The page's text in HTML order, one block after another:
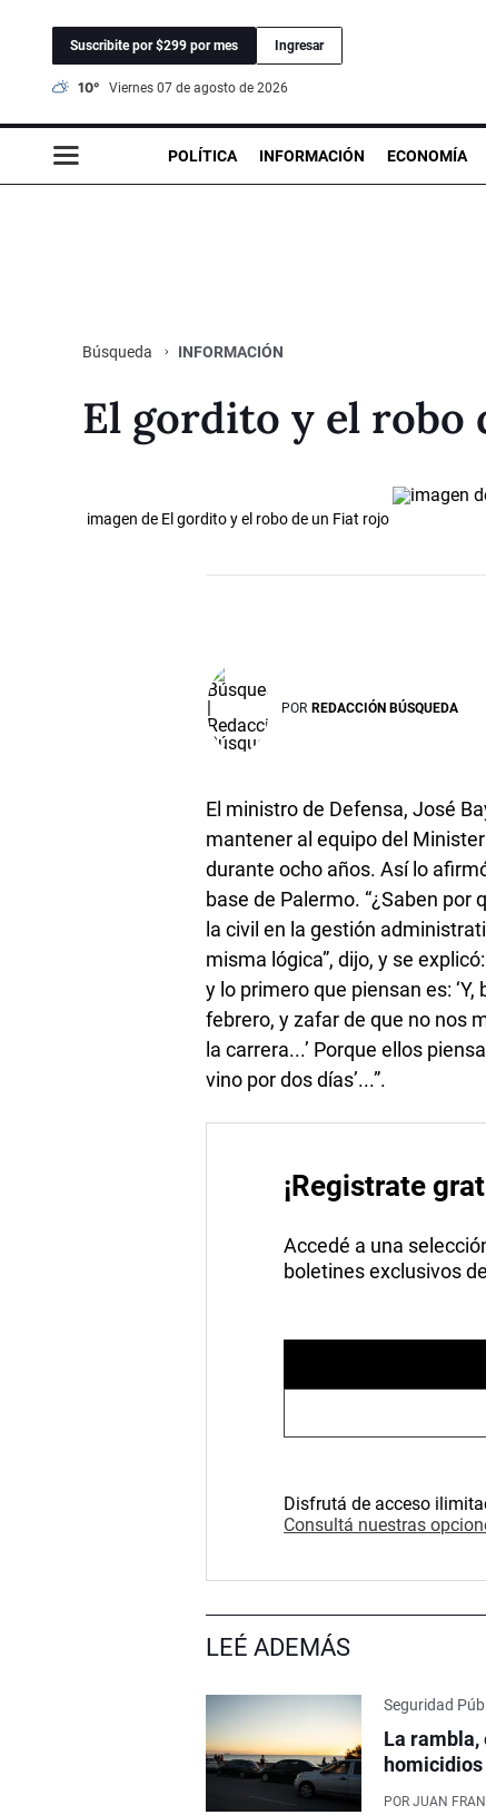
Suscribite por $299 por mes Ingresar
10° viernes 07 de agosto de 2026
POLÍTICA INFORMACIÓN ECONOMÍA
Búsqueda INFORMACIÓN
El gordito y el robo
imagen de El gordito y el robo de un Fiat rojo
POR REDACCIÓN BÚSQUEDA
El ministro de Defensa, José
mantener al equipo del
durante ocho años. Así lo
base de Palermo. “¿Saben por
la civil en la gestión
misma lógica”, dijo, y se
y lo primero que piensan es:
febrero, y zafar de que no nos
la carrera...’ Porque ellos
vino por dos días’...”.
¡Registrate
Accedé a una
boletines exclusivos
Disfrutá de acceso
Consultá nuestras
LEÉ ADEMÁS
Seguridad
La rambla,
homicidios
POR JUAN